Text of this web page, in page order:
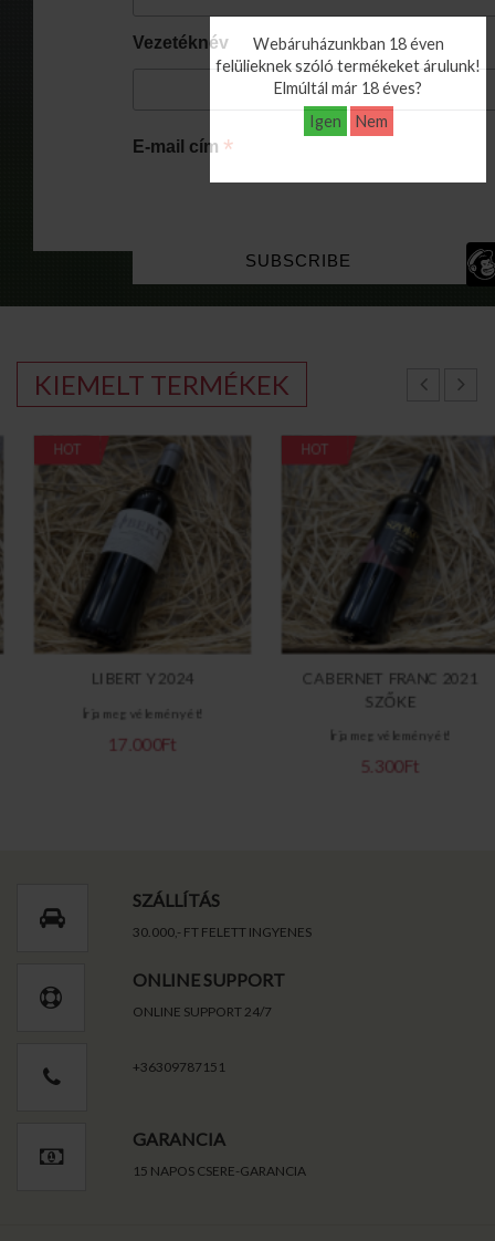
Webáruházunkban 18 éven
felülieknek szóló termékeket árulunk!
Elmúltál már 18 éves?
Igen
Nem
Vezetéknév
E-mail cím *
KIEMELT TERMÉKEK
HOT
LIBERTY 2024
Írja meg véleményét!
17.000Ft
HOT
CABERNET FRANC 2021
SZŐKE
Írja meg véleményét!
5.300Ft
SZÁLLÍTÁS
30.000,- FT FELETT INGYENES
ONLINE SUPPORT
ONLINE SUPPORT 24/7
+36309787151
GARANCIA
15 NAPOS CSERE-GARANCIA